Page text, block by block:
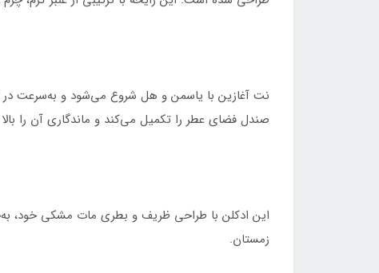
نت آغازین با یاسمن و هل شروع می‌شود و به‌سرعت در
صندل فضای عطر را تکمیل می‌کند و ماندگاری آن را
این ادکلن با طراحی ظریف و بطری مات مشکی خود،
زمستان.